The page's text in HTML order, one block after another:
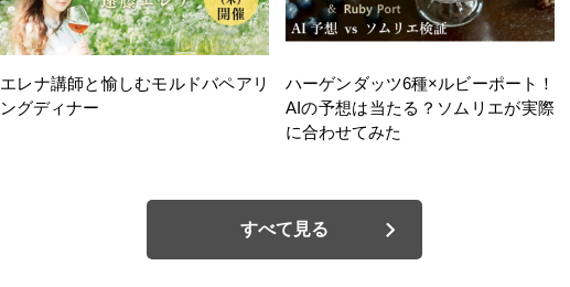
エレナ講師と愉しむモルドバペアリ
ングディナー
ハーゲンダッツ6種×ルビーポート！
AIの予想は当たる？ソムリエが実際
に合わせてみた
すべて見る